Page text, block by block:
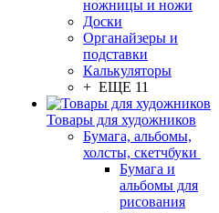
ножницы и ножи
Доски
Органайзеры и
подставки
Калькуляторы
+ ЕЩЕ 11
Товары для художников
Бумага, альбомы,
холсты, скетчбуки
Бумага и
альбомы для
рисования